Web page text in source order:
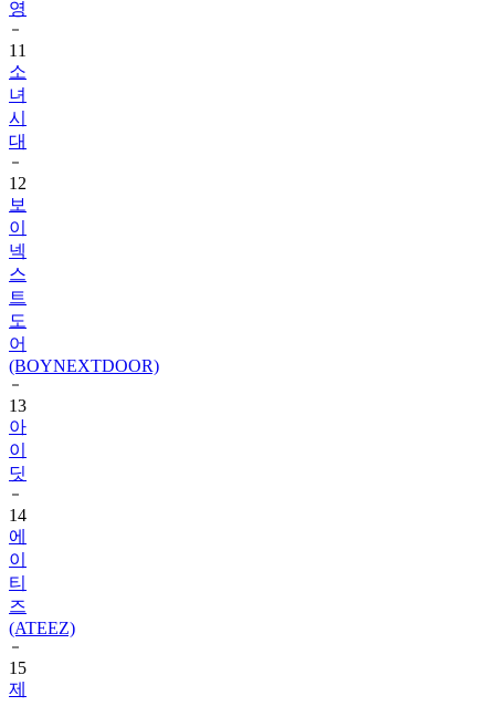
11
소
녀
시
대
12
보
이
넥
스
트
도
어
(BOYNEXTDOOR)
13
아
이
딧
14
에
이
티
즈
(ATEEZ)
15
제
로
베